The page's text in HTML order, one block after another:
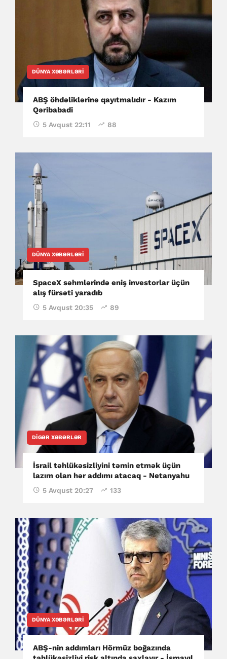
DÜNYA XƏBƏRLƏRI
ABŞ öhdəliklərinə qayıtmalıdır - Kazım
Qəribabadi
5 Avqust 22:11 88
DÜNYA XƏBƏRLƏRI
SpaceX səhmlərində eniş investorlar üçün
alış fürsəti yaradıb
5 Avqust 20:35 89
DIGƏR XƏBƏRLƏR
İsrail təhlükəsizliyini təmin etmək üçün
lazım olan hər addımı atacaq - Netanyahu
5 Avqust 20:27 133
DÜNYA XƏBƏRLƏRI
ABŞ-nin addımları Hörmüz boğazında